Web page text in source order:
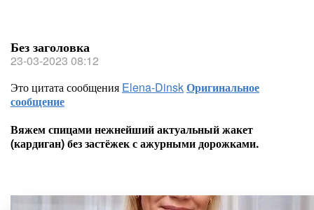
Без заголовка
23-03-2023 08:12
Это цитата сообщения Elena-DinskОригинальное
сообщение
Вяжем спицами нежнейший актуальный жакет
(кардиган) без застёжек с ажурными дорожками.